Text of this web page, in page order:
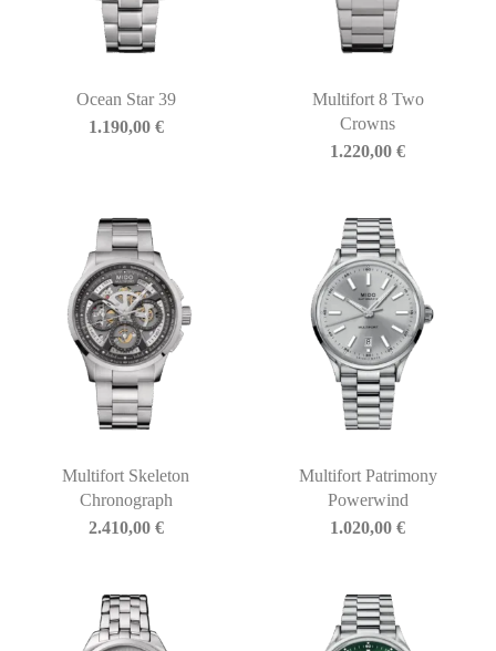
Ocean Star 39
1.190,00 €
Multifort 8 Two
Crowns
1.220,00€
Multifort Skeleton
Chronograph
2.410,00 €
Multifort Patrimony
Powerwind
1.020,00€